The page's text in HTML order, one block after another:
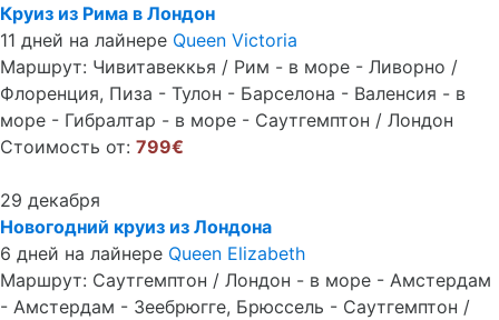
Круиз из Рима в Лондон
11 дней на лайнере Queen Victoria
Маршрут: Чивитавеккья / Рим - в море - Ливорно /
Флоренция, Пиза - Тулон - Барселона - Валенсия - в
море - Гибралтар - в море - Саутгемптон / Лондон
Стоимость от: 799€
29 декабря
Новогодний круиз из Лондона
6 дней на лайнере Queen Elizabeth
Маршрут: Саутгемптон / Лондон - в море - Амстердам
- Амстердам - Зеебрюгге, Брюссель - Саутгемптон /